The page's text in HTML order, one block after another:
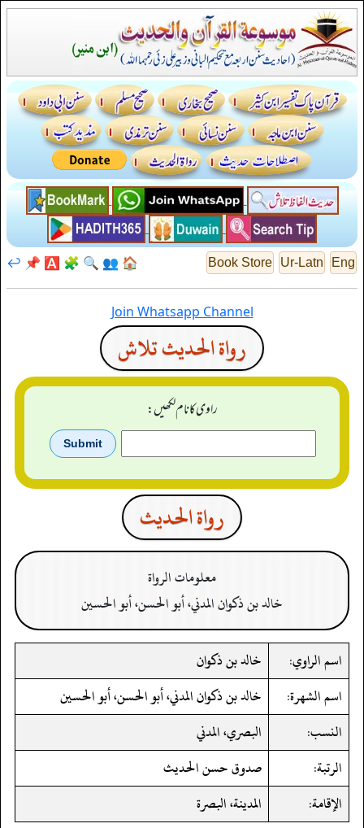
Eng
Ur-Latn
Book Store
🏠
👥
🔍
🧩
🅰️
📌
↩️
Join Whatsapp Channel
رواة الحديث تلاش
راوی کا نام لکھیں:
رواة الحدیث
معلومات الرواة
خالد بن ذكوان المدني، أبو الحسن، أبو الحسين
اسم الراوي:
خالد بن ذكوان
اسم الشهرة:
خالد بن ذكوان المدني، أبو الحسن، أبو الحسين
النسب:
البصري، المدني
الرتبة:
صدوق حسن الحديث
الإقامة:
المدينة، البصرة